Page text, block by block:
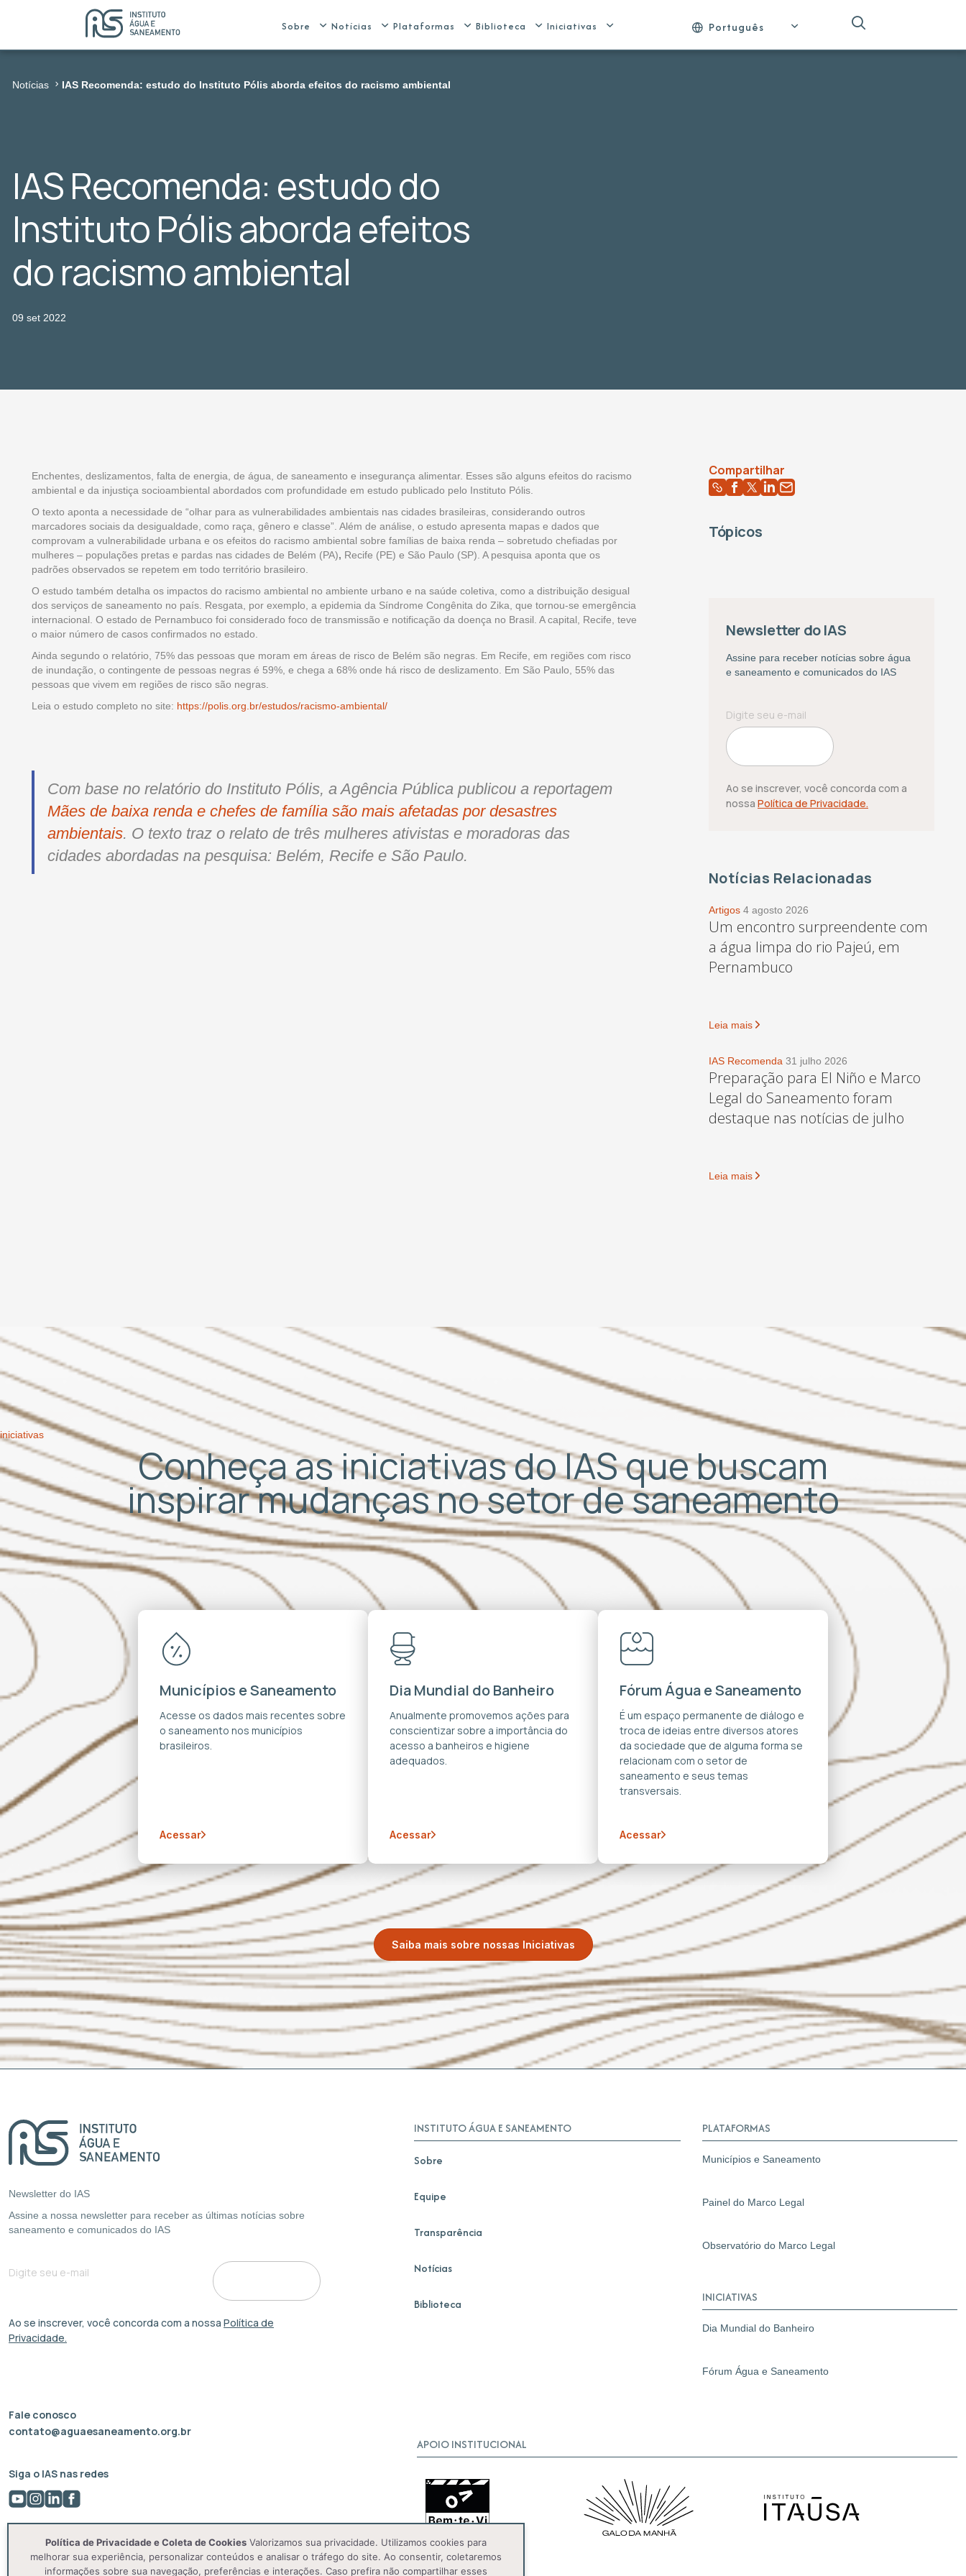
Sobre Notícias Plataformas Biblioteca Iniciativas Português
Notícias IAS Recomenda: estudo do Instituto Pólis aborda efeitos do racismo ambiental
IAS Recomenda: estudo do
Instituto Pólis aborda efeitos
do racismo ambiental
09 set 2022
Enchentes, deslizamentos, falta de energia, de água, de saneamento e insegurança alimentar. Esses são alguns efeitos do racismo
ambiental e da injustiça socioambiental abordados com profundidade em estudo publicado pelo Instituto Pólis.
O texto aponta a necessidade de “olhar para as vulnerabilidades ambientais nas cidades brasileiras, considerando outros
marcadores sociais da desigualdade, como raça, gênero e classe”. Além de análise, o estudo apresenta mapas e dados que
comprovam a vulnerabilidade urbana e os efeitos do racismo ambiental sobre famílias de baixa renda – sobretudo chefiadas por
mulheres – populações pretas e pardas nas cidades de Belém (PA), Recife (PE) e São Paulo (SP). A pesquisa aponta que os
padrões observados se repetem em todo território brasileiro.
O estudo também detalha os impactos do racismo ambiental no ambiente urbano e na saúde coletiva, como a distribuição desigual
dos serviços de saneamento no país. Resgata, por exemplo, a epidemia da Síndrome Congênita do Zika, que tornou-se emergência
internacional. O estado de Pernambuco foi considerado foco de transmissão e notificação da doença no Brasil. A capital, Recife, teve
o maior número de casos confirmados no estado.
Ainda segundo o relatório, 75% das pessoas que moram em áreas de risco de Belém são negras. Em Recife, em regiões com risco
de inundação, o contingente de pessoas negras é 59%, e chega a 68% onde há risco de deslizamento. Em São Paulo, 55% das
pessoas que vivem em regiões de risco são negras.
Leia o estudo completo no site: https://polis.org.br/estudos/racismo-ambiental/
Com base no relatório do Instituto Pólis, a Agência Pública publicou a reportagem
Mães de baixa renda e chefes de família são mais afetadas por desastres
ambientais. O texto traz o relato de três mulheres ativistas e moradoras das
cidades abordadas na pesquisa: Belém, Recife e São Paulo.
Compartilhar
Tópicos
Newsletter do IAS
Assine para receber notícias sobre água
e saneamento e comunicados do IAS
Ao se inscrever, você concorda com a
nossa Política de Privacidade.
Notícias Relacionadas
Artigos 4 agosto 2026
Um encontro surpreendente com
a água limpa do rio Pajeú, em
Pernambuco
Leia mais
IAS Recomenda 31 julho 2026
Preparação para El Niño e Marco
Legal do Saneamento foram
destaque nas notícias de julho
Leia mais
iniciativas
Conheça as iniciativas do IAS que buscam
inspirar mudanças no setor de saneamento
Municípios e Saneamento
Acesse os dados mais recentes sobre
o saneamento nos municípios
brasileiros.
Acessar
Dia Mundial do Banheiro
Anualmente promovemos ações para
conscientizar sobre a importância do
acesso a banheiros e higiene
adequados.
Acessar
Fórum Água e Saneamento
É um espaço permanente de diálogo e
troca de ideias entre diversos atores
da sociedade que de alguma forma se
relacionam com o setor de
saneamento e seus temas
transversais.
Acessar
Saiba mais sobre nossas Iniciativas
Newsletter do IAS
Assine a nossa newsletter para receber as últimas notícias sobre
saneamento e comunicados do IAS
Ao se inscrever, você concorda com a nossa Política de
Privacidade.
INSTITUTO ÁGUA E SANEAMENTO
Sobre
Equipe
Transparência
Notícias
Biblioteca
PLATAFORMAS
Municípios e Saneamento
Painel do Marco Legal
Observatório do Marco Legal
INICIATIVAS
Dia Mundial do Banheiro
Fórum Água e Saneamento
Fale conosco
contato@aguaesaneamento.org.br
Siga o IAS nas redes
APOIO INSTITUCIONAL
Política de Privacidade e Coleta de Cookies Valorizamos sua privacidade. Utilizamos cookies para
melhorar sua experiência, personalizar conteúdos e analisar o tráfego do site. Ao consentir, coletaremos
informações sobre sua navegação, preferências e interações. Caso prefira não compartilhar esses